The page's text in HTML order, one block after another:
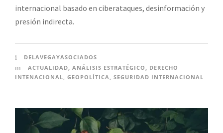
internacional basado en ciberataques, desinformación y
presión indirecta.
DELAVEGAYASOCIADOS
ACTUALIDAD ANÁLISIS ESTRATÉGICO
DERECHO
INTENACIONAL GEOPOLÍTICA SEGURIDAD INTERNACIONAL